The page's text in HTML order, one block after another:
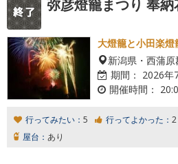
弥彦燈籠まつり 奉
大燈籠と小田楽
新潟県・西蒲
期間： 2026年
開催時間：
行ってみたい： 5 行ってよかった： 2
屋台： あり